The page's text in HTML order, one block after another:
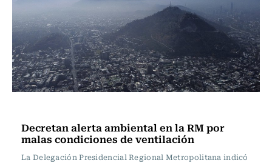
Decretan alerta ambiental en la RM por
malas condiciones de ventilación
La Delegación Presidencial Regional Metropolitana indicó